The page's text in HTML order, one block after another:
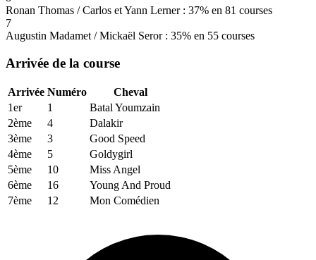
Ronan Thomas / Carlos et Yann Lerner : 37% en 81 courses
7
Augustin Madamet / Mickaël Seror : 35% en 55 courses
Arrivée de la course
Arrivée Numéro
Cheval
1er
1
Batal Youmzain
2ème
4
Dalakir
3ème
3
Good Speed
4ème
5
Goldygirl
5ème
10
Miss Angel
6ème
16
Young And Proud
7ème
12 Mon Comédien